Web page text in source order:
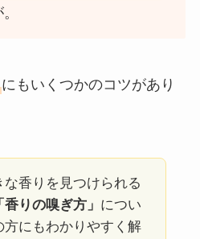
にもいくつかのコツがあり
な香りを見つけられる
香りの嗅ぎ方」 につい
方にもわかりやすく解